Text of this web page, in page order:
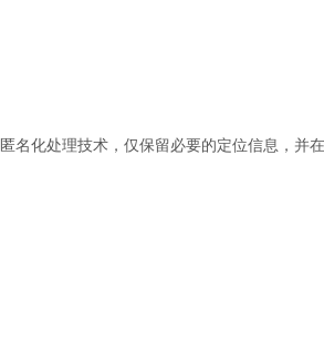
名化处理技术，仅保留必要的定位信息，并